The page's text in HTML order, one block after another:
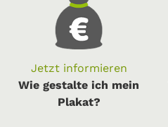
Jetzt informieren
Wie gestalte ich mein
Plakat?